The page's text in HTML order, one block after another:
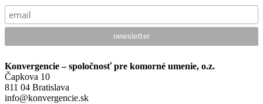
Konvergencie – spoločnosť pre komorné umenie, o.z.
Čapkova 10
811 04 Bratislava
info@konvergencie.sk